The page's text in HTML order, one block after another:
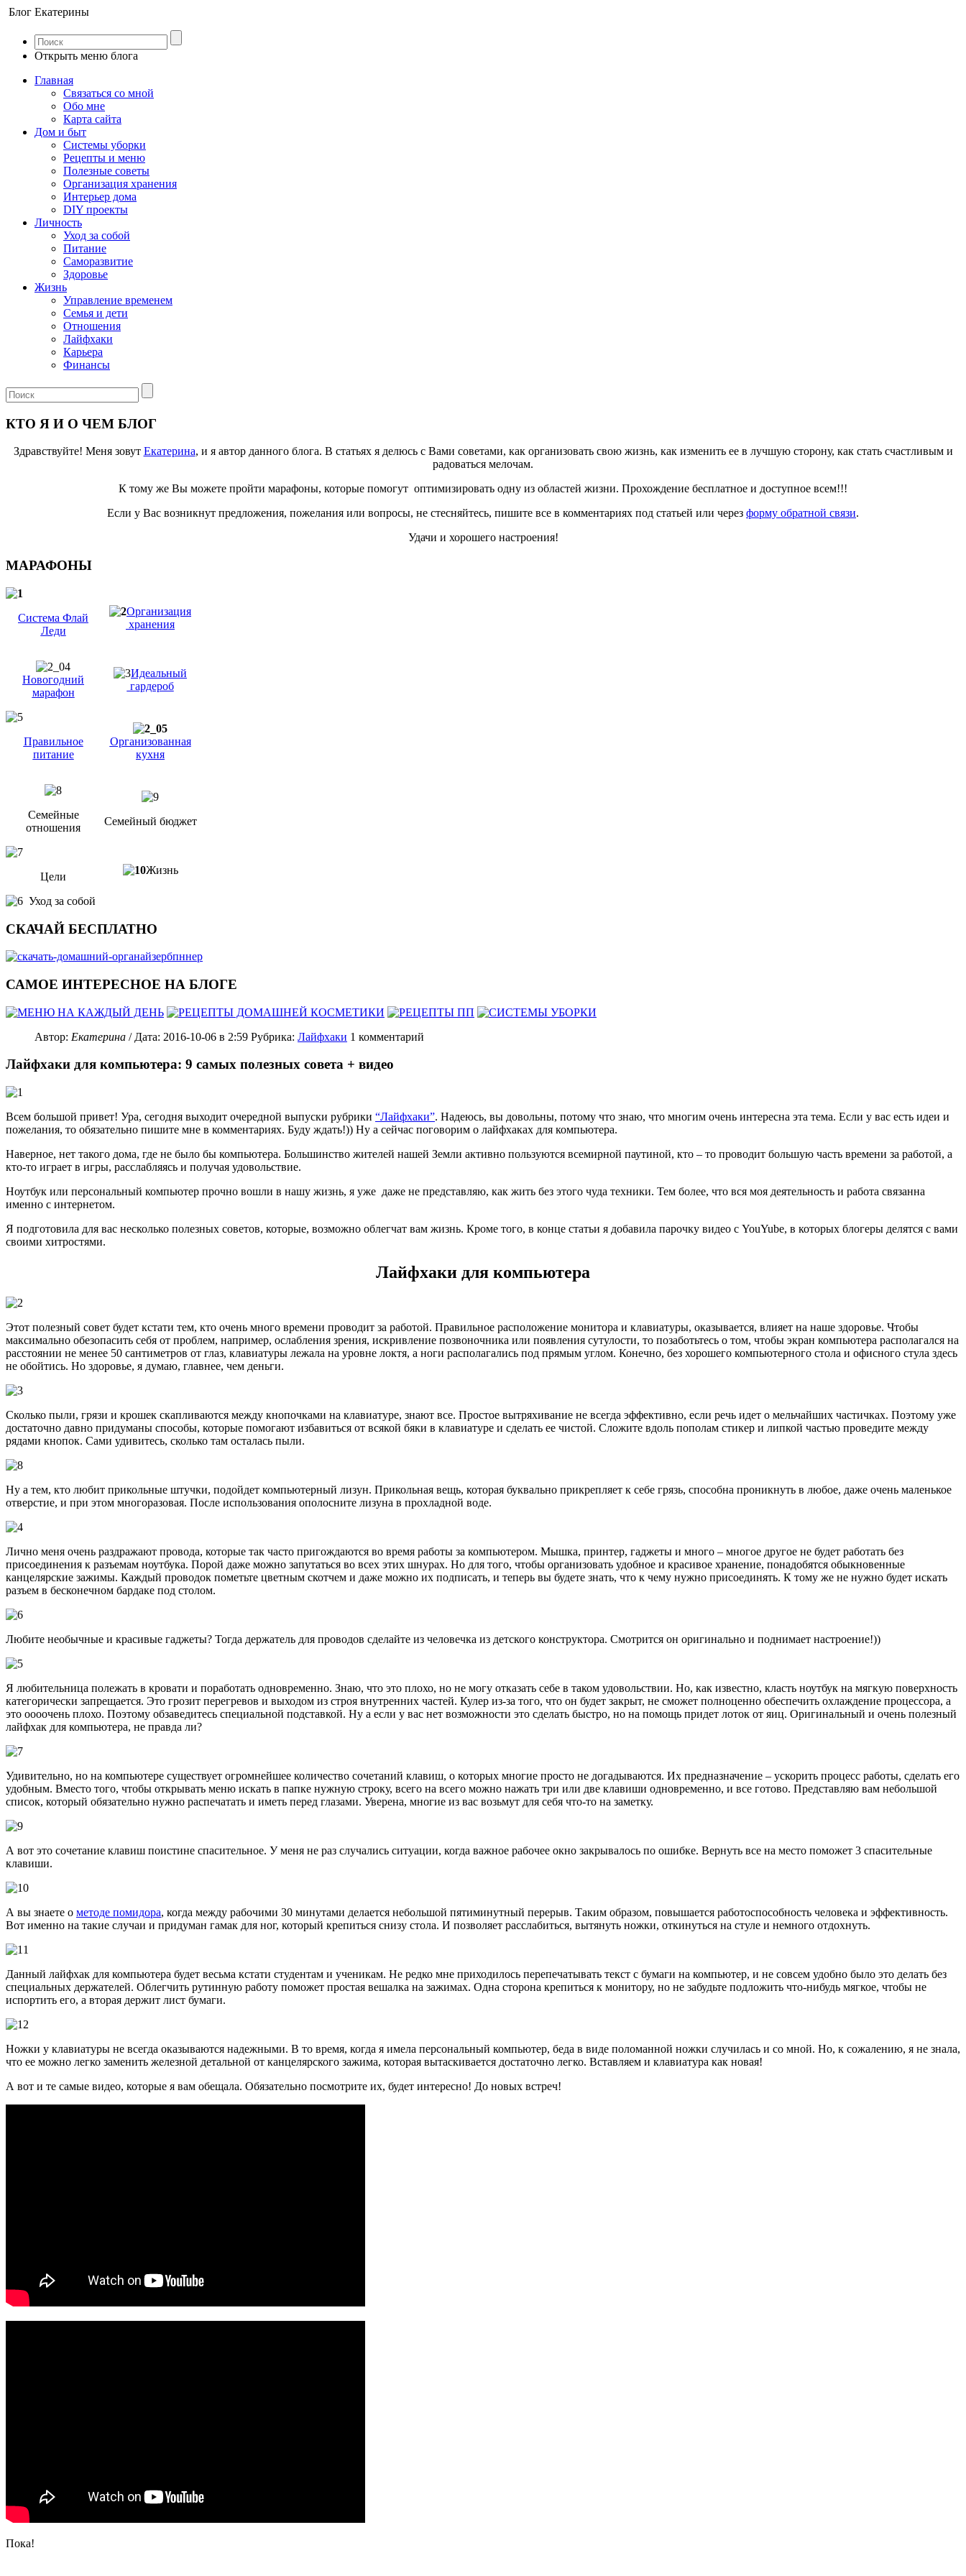
Блог Екатерины
Открыть меню блога
Главная
Связаться со мной
Обо мне
Карта сайта
Дом и быт
Системы уборки
Рецепты и меню
Полезные советы
Организация хранения
Интерьер дома
DIY проекты
Личность
Уход за собой
Питание
Саморазвитие
Здоровье
Жизнь
Управление временем
Семья и дети
Отношения
Лайфхаки
Карьера
Финансы
КТО Я И О ЧЕМ БЛОГ
Здравствуйте! Меня зовут Екатерина, и я автор данного блога. В статьях я делюсь с Вами советами, как организовать свою жизнь, как изменить ее в лучшую сторону, как стать счастливым и
радоваться мелочам.
К тому же Вы можете пройти марафоны, которые помогут оптимизировать одну из областей жизни. Прохождение бесплатное и доступное всем!!!
Если у Вас возникнут предложения, пожелания или вопросы, не стесняйтесь, пишите все в комментариях под статьей или через форму обратной связи.
Удачи и хорошего настроения!
МАРАФОНЫ
Система Флай
Леди
Организация
хранения
Новогодний
марафон
Идеальный
гардероб
Правильное
питание
Организованная
кухня
Семейные
отношения
Семейный бюджет
Цели
Жизнь
Уход за собой
СКАЧАЙ БЕСПЛАТНО
САМОЕ ИНТЕРЕСНОЕ НА БЛОГЕ
Автор: Екатерина / Дата: 2016-10-06 в 2:59 Рубрика: Лайфхаки 1 комментарий
Лайфхаки для компьютера: 9 самых полезных совета + видео
Всем большой привет! Ура, сегодня выходит очередной выпуски рубрики “Лайфхаки”. Надеюсь, вы довольны, потому что знаю, что многим очень интересна эта тема. Если у вас есть идеи и
пожелания, то обязательно пишите мне в комментариях. Буду ждать!)) Ну а сейчас поговорим о лайфхаках для компьютера.
Наверное, нет такого дома, где не было бы компьютера. Большинство жителей нашей Земли активно пользуются всемирной паутиной, кто – то проводит большую часть времени за работой, а
кто-то играет в игры, расслабляясь и получая удовольствие.
Ноутбук или персональный компьютер прочно вошли в нашу жизнь, я уже даже не представляю, как жить без этого чуда техники. Тем более, что вся моя деятельность и работа связанна
именно с интернетом.
Я подготовила для вас несколько полезных советов, которые, возможно облегчат вам жизнь. Кроме того, в конце статьи я добавила парочку видео с YouYube, в которых блогеры делятся с вами
своими хитростями.
Лайфхаки для компьютера
Этот полезный совет будет кстати тем, кто очень много времени проводит за работой. Правильное расположение монитора и клавиатуры, оказывается, влияет на наше здоровье. Чтобы
максимально обезопасить себя от проблем, например, ослабления зрения, искривление позвоночника или появления сутулости, то позаботьтесь о том, чтобы экран компьютера располагался на
расстоянии не менее 50 сантиметров от глаз, клавиатуры лежала на уровне локтя, а ноги располагались под прямым углом. Конечно, без хорошего компьютерного стола и офисного стула здесь
не обойтись. Но здоровье, я думаю, главнее, чем деньги.
Сколько пыли, грязи и крошек скапливаются между кнопочками на клавиатуре, знают все. Простое вытряхивание не всегда эффективно, если речь идет о мельчайших частичках. Поэтому уже
достаточно давно придуманы способы, которые помогают избавиться от всякой бяки в клавиатуре и сделать ее чистой. Сложите вдоль пополам стикер и липкой частью проведите между
рядами кнопок. Сами удивитесь, сколько там осталась пыли.
Ну а тем, кто любит прикольные штучки, подойдет компьютерный лизун. Прикольная вещь, которая буквально прикрепляет к себе грязь, способна проникнуть в любое, даже очень маленькое
отверстие, и при этом многоразовая. После использования ополосните лизуна в прохладной воде.
Лично меня очень раздражают провода, которые так часто пригождаются во время работы за компьютером. Мышка, принтер, гаджеты и много – многое другое не будет работать без
присоединения к разъемам ноутбука. Порой даже можно запутаться во всех этих шнурах. Но для того, чтобы организовать удобное и красивое хранение, понадобятся обыкновенные
канцелярские зажимы. Каждый проводок пометьте цветным скотчем и даже можно их подписать, и теперь вы будете знать, что к чему нужно присоединять. К тому же не нужно будет искать
разъем в бесконечном бардаке под столом.
Любите необычные и красивые гаджеты? Тогда держатель для проводов сделайте из человечка из детского конструктора. Смотрится он оригинально и поднимает настроение!))
Я любительница полежать в кровати и поработать одновременно. Знаю, что это плохо, но не могу отказать себе в таком удовольствии. Но, как известно, класть ноутбук на мягкую поверхность
категорически запрещается. Это грозит перегревов и выходом из строя внутренних частей. Кулер из-за того, что он будет закрыт, не сможет полноценно обеспечить охлаждение процессора, а
это оооочень плохо. Поэтому обзаведитесь специальной подставкой. Ну а если у вас нет возможности это сделать быстро, но на помощь придет лоток от яиц. Оригинальный и очень полезный
лайфхак для компьютера, не правда ли?
Удивительно, но на компьютере существует огромнейшее количество сочетаний клавиш, о которых многие просто не догадываются. Их предназначение – ускорить процесс работы, сделать его
удобным. Вместо того, чтобы открывать меню искать в папке нужную строку, всего на всего можно нажать три или две клавиши одновременно, и все готово. Представляю вам небольшой
список, который обязательно нужно распечатать и иметь перед глазами. Уверена, многие из вас возьмут для себя что-то на заметку.
А вот это сочетание клавиш поистине спасительное. У меня не раз случались ситуации, когда важное рабочее окно закрывалось по ошибке. Вернуть все на место поможет 3 спасительные
клавиши.
А вы знаете о методе помидора, когда между рабочими 30 минутами делается небольшой пятиминутный перерыв. Таким образом, повышается работоспособность человека и эффективность.
Вот именно на такие случаи и придуман гамак для ног, который крепиться снизу стола. И позволяет расслабиться, вытянуть ножки, откинуться на стуле и немного отдохнуть.
Данный лайфхак для компьютера будет весьма кстати студентам и ученикам. Не редко мне приходилось перепечатывать текст с бумаги на компьютер, и не совсем удобно было это делать без
специальных держателей. Облегчить рутинную работу поможет простая вешалка на зажимах. Одна сторона крепиться к монитору, но не забудьте подложить что-нибудь мягкое, чтобы не
испортить его, а вторая держит лист бумаги.
Ножки у клавиатуры не всегда оказываются надежными. В то время, когда я имела персональный компьютер, беда в виде поломанной ножки случилась и со мной. Но, к сожалению, я не знала,
что ее можно легко заменить железной детальной от канцелярского зажима, которая вытаскивается достаточно легко. Вставляем и клавиатура как новая!
А вот и те самые видео, которые я вам обещала. Обязательно посмотрите их, будет интересно! До новых встреч!
Пока!